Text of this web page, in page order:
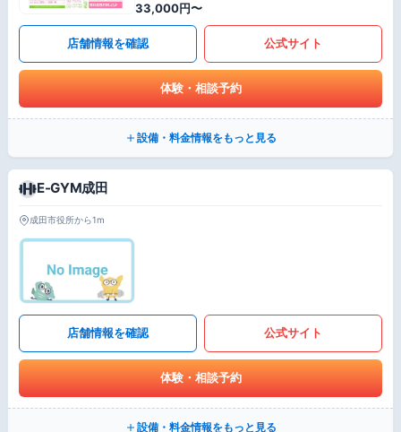
33,000円〜
店舗情報を確認 公式サイト
体験・相談予約
設備・料金情報をもっと見る
E-GYM成田
成田市役所から1m
店舗情報を確認 公式サイト
体験・相談予約
設備・料金情報をもっと見る